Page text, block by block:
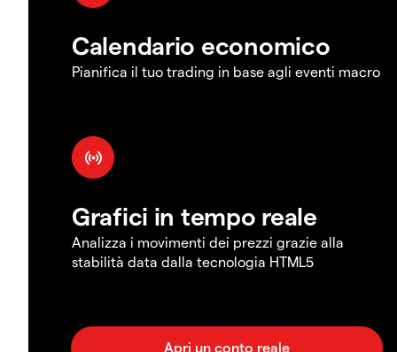
Calendario economico
Pianifica il tuo trading in base agli eventi macro
Grafici in tempo reale
Analizza i movimenti dei prezzi grazie alla
stabilità data dalla tecnologia HTML5